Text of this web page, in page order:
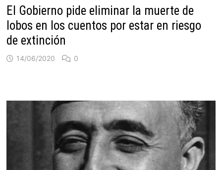
El Gobierno pide eliminar la muerte de
lobos en los cuentos por estar en riesgo
de extinción
14/06/2020 0